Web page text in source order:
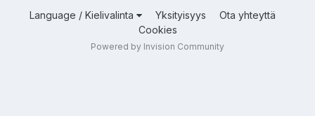
Language / Kielivalinta Yksityisyys
Ota yhteyttä
Cookies
Powered by Invision Community